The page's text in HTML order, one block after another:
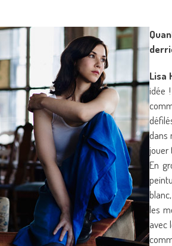
Lisa
idée
dans
jouer
En
les
avec